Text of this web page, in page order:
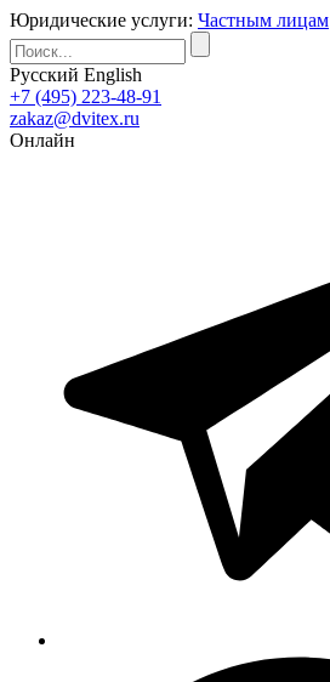
Юридические услуги: Частным лицам
Русский English
+7 (495) 223-48-91
zakaz@dvitex.ru
Онлайн